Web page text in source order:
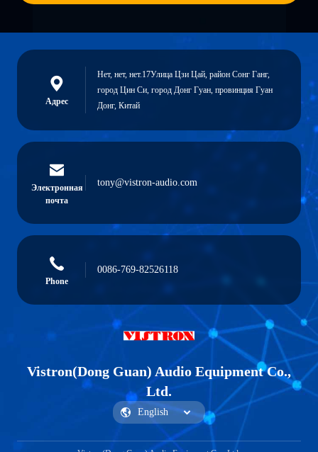
Адрес
Нет, нет, нет.17Улица Цзи Цай, район Сонг Ганг,
город Цин Си, город Донг Гуан, провинция Гуан
Донг, Китай
Электронная
почта
tony@vistron-audio.com
Phone
0086-769-82526118
Vistron(Dong Guan) Audio Equipment Co.,
Ltd.